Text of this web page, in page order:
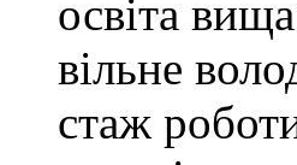
освіта
вільне
стаж